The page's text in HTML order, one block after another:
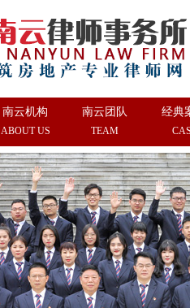
南云机构
ABOUT US
南云团队
TEAM
经典